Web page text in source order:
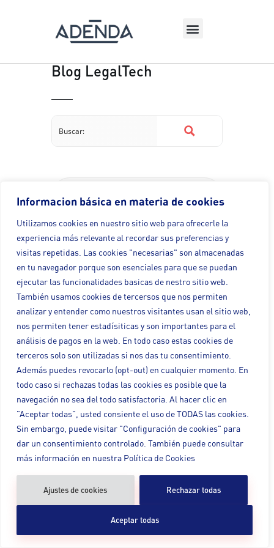
Informacion básica en materia de cookies
Utilizamos cookies en nuestro sitio web para ofrecerle la
experiencia más relevante al recordar sus preferencias y
visitas repetidas. Las cookies "necesarias" son almacenadas
en tu navegador porque son esenciales para que se puedan
ejecutar las funcionalidades basicas de nestro sitio web.
También usamos cookies de tercersos que nos permiten
analizar y entender como nuestros visitantes usan el sitio web,
nos permiten tener estadísiticas y son importantes para el
análisis de pagos en la web. En todo caso estas cookies de
terceros solo son utilizadas si nos das tu consentimiento.
Además puedes revocarlo (opt-out) en cualquier momento. En
todo caso si rechazas todas las cookies es posible que la
navegación no sea del todo satisfactoria. Al hacer clic en
"Aceptar todas", usted consiente el uso de TODAS las cookies.
Sin embargo, puede visitar "Configuración de cookies" para
dar un consentimiento controlado. También puede consultar
más información en nuestra Política de Cookies
Ajustes de cookies Rechazar todas
Aceptar todas
Blog LegalTech
Los funcionarios
derecho a una
indemnización de 20
días por año trabajado
En efecto, los funcionarios
interinos tienen derecho a una
indemnización de 20 días por año
trabjadado, así lo ha declarado
LEER MÁS »